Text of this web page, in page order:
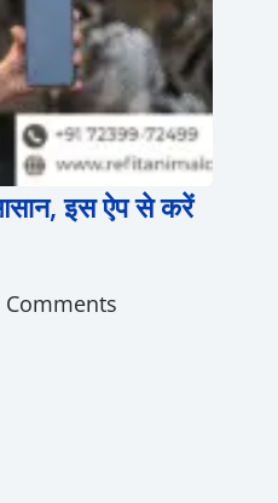
इस ऐप से करें
Comments